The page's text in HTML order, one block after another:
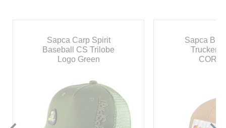
Sapca Carp Spirit
Baseball CS Trilobe
Logo Green
Sapca
Trucker